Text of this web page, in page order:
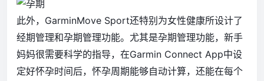
此外，GarminMove Sport还特别为女性健康所设计了
经期管理和孕期管理功能。尤其是孕期管理功能，新手
妈妈很需要科学的指导，在Garmin Connect App中设
定好怀孕时间后，怀孕周期能够自动计算，还能在每个